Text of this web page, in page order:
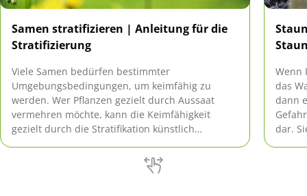
Samen stratifizieren | Anleitung für die
Stratifizierung
Viele Samen bedürfen bestimmter
Umgebungsbedingungen, um keimfähig zu
werden. Wer Pflanzen gezielt durch Aussaat
vermehren möchte, kann die Keimfähigkeit
gezielt durch die Stratifikation künstlich
Wenn
das
dann
dar.